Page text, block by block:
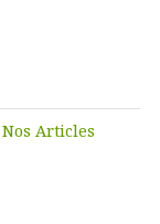
Nos Articles